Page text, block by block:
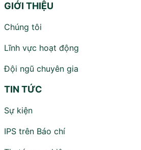
GIỚI THIỆU
Chúng tôi
Lĩnh vực hoạt động
Đội ngũ chuyên gia
TIN TỨC
Sự kiện
IPS trên Báo chí